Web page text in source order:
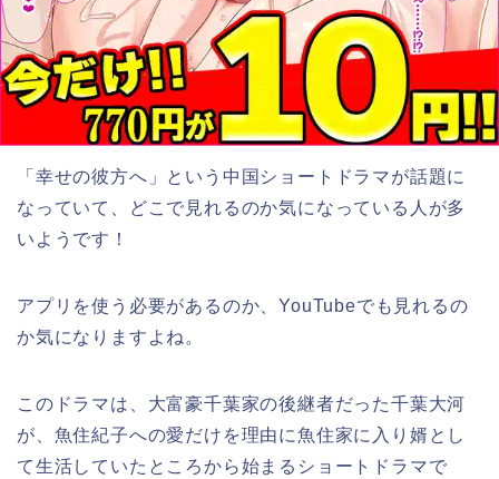
「幸せの彼方へ」という中国ショートドラマが話題に
なっていて、どこで見れるのか気になっている人が多
いようです！
アプリを使う必要があるのか、YouTubeでも見れるの
か気になりますよね。
このドラマは、大富豪千葉家の後継者だった千葉大河
が、魚住紀子への愛だけを理由に魚住家に入り婿とし
て生活していたところから始まるショートドラマで